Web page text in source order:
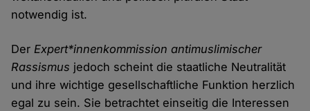
notwendig ist.
DerExpert*innenkommission antimuslimischer
Rassismus jedoch scheint die staatliche Neutralität
und ihre wichtige gesellschaftliche Funktion herzlich
egal zu sein. Sie betrachtet einseitig die Interessen